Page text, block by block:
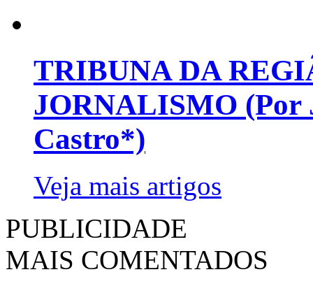
TRIBUNA DA
JORNALISMO (Por
Castro*)
Veja mais artigos
PUBLICIDADE
MAIS COMENTADOS